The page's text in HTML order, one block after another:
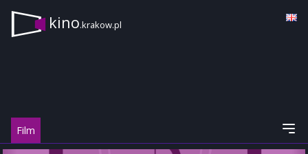
kino.krakow.pl
Film